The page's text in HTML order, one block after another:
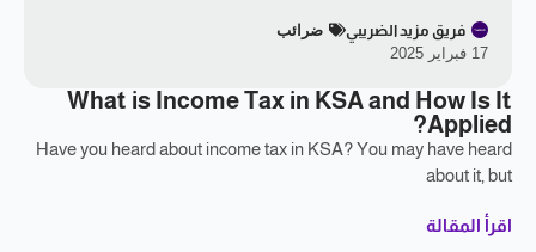
فريق مزيد الضريبي
ضرائب
17 فبراير 2025
What is Income Tax in KSA and How Is It
Applied?
Have you heard about income tax in KSA? You may have heard
about it, but
اقرأ المقالة